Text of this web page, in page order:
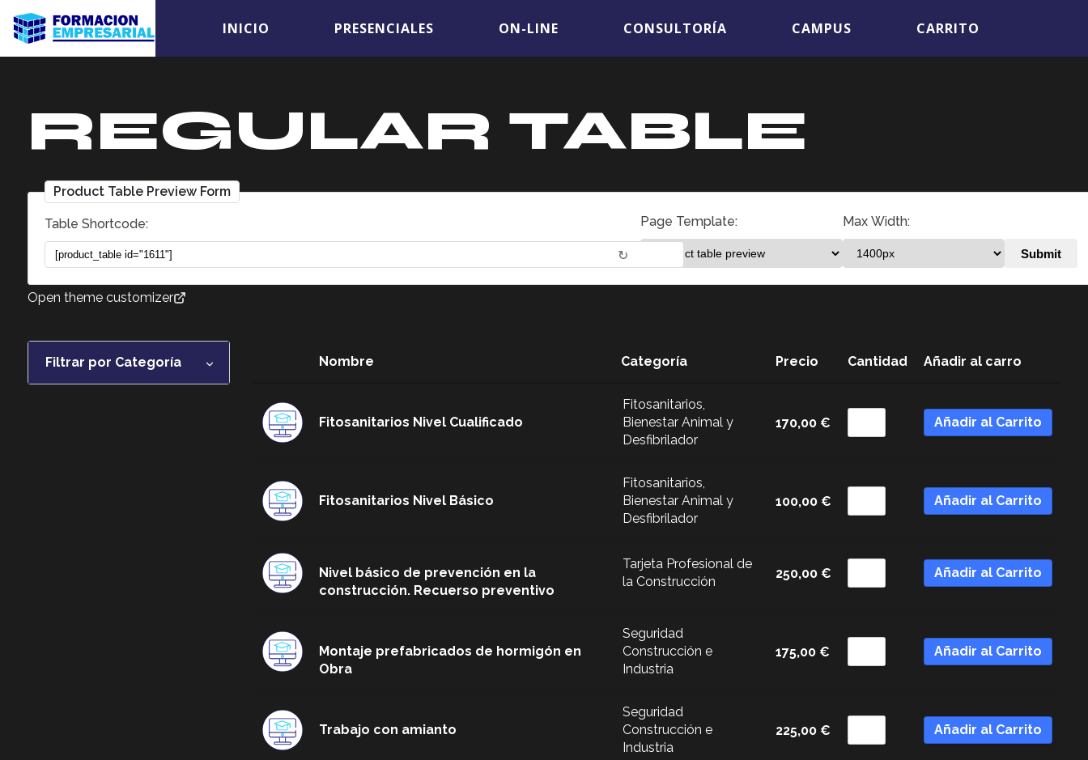
INICIO PRESENCIALES ON-LINE CONSULTORÍA CAMPUS CARRITO
REGULAR TABLE
Product Table Preview Form
Table Shortcode:
↻
Page Template: Max Width:
Open theme customizer
Filtrar por Categoría Nombre Categoría Precio Cantidad Añadir al carro
Fitosanitarios Nivel Cualificado
Fitosanitarios,
Bienestar Animal y
Desfibrilador
170,00 € Añadir al Carrito
Fitosanitarios Nivel Básico
Fitosanitarios,
Bienestar Animal y
Desfibrilador
100,00 € Añadir al Carrito
Nivel básico de prevención en la
construcción. Recuerso preventivo
Tarjeta Profesional de
la Construcción
250,00 € Añadir al Carrito
Montaje prefabricados de hormigón en
Obra
Seguridad
Construcción e
Industria
175,00 € Añadir al Carrito
Trabajo con amianto
Seguridad
Construcción e
Industria
225,00 € Añadir al Carrito